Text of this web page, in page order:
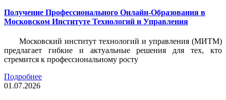
Получение Профессионального Онлайн-Образования в
Московском Институте Технологий и Управления
Московский институт технологий и управления (МИТМ)
предлагает гибкие и актуальные решения для тех, кто
стремится к профессиональному росту
Подробнее
01.07.2026